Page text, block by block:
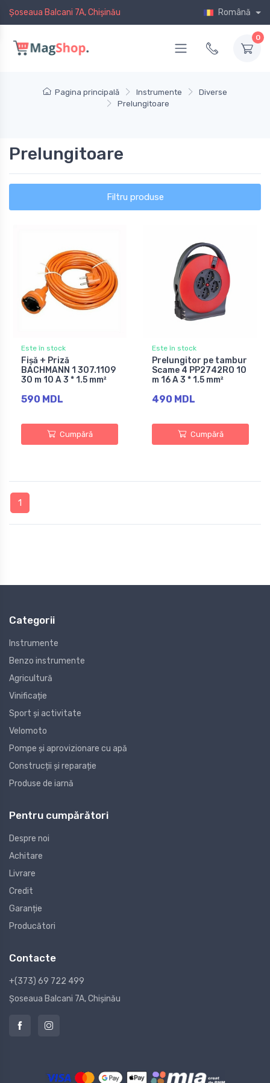
Șoseaua Balcani 7A, Chișinău Română
0
Pagina principală Instrumente
Diverse
Prelungitoare
Prelungitoare
Filtru produse
Este în stock
Fișă + Priză
BACHMANN 1 307.1109
30 m 10 A 3 * 1.5 mm²
590 MDL
Cumpără
Este în stock
Prelungitor pe tambur
Scame 4 PP2742RO 10
m 16 A 3 * 1.5 mm²
490 MDL
Cumpără
1
Categorii
Instrumente
Benzo instrumente
Agricultură
Vinificație
Sport și activitate
Velomoto
Pompe și aprovizionare cu apă
Construcții și reparație
Produse de iarnă
Pentru cumpărători
Despre noi
Achitare
Livrare
Credit
Garanție
Producători
Contacte
+(373) 69 722 499
Șoseaua Balcani 7A, Chișinău